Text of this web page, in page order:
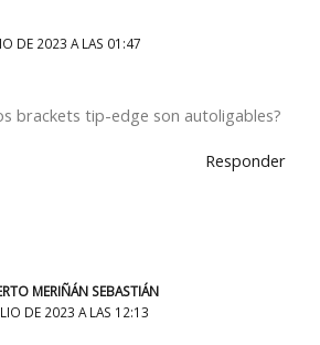
DE 2023 A LAS 01:47
brackets tip-edge son autoligables?
Responder
MERIÑÁN SEBASTIÁN
DE 2023 A LAS 12:13